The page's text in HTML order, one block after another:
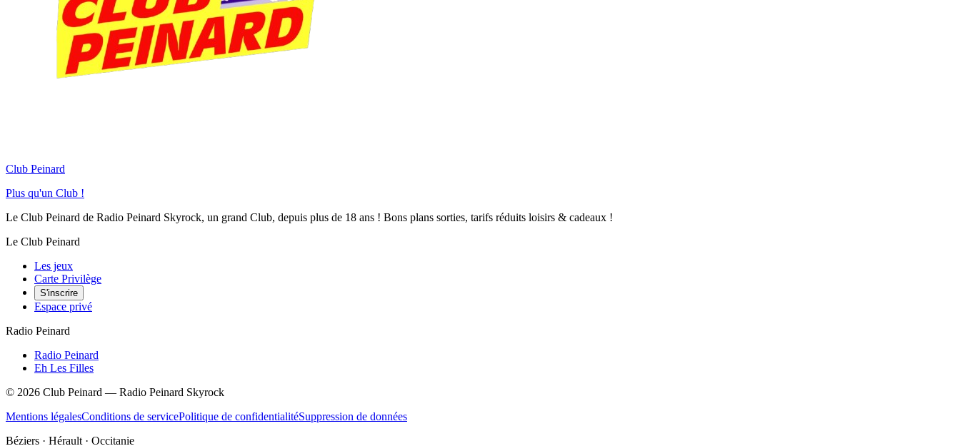
Club Peinard
Plus qu'un Club !
Le Club Peinard de Radio Peinard Skyrock, un grand Club, depuis plus de 18 ans ! Bons plans sorties, tarifs réduits loisirs & cadeaux !
Le Club Peinard
Les jeux
Carte Privilège
S'inscrire
Espace privé
Radio Peinard
Radio Peinard
Eh Les Filles
© 2026 Club Peinard — Radio Peinard Skyrock
Mentions légalesConditions de servicePolitique de confidentialitéSuppression de données
Béziers · Hérault · Occitanie